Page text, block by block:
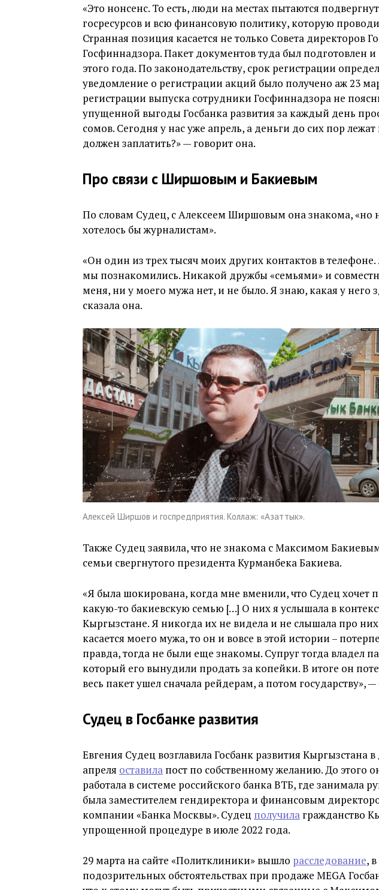
«Это нонсенс. То есть, люди на местах пытаются
госресурсов и всю финансовую политику, которую
Странная позиция касается не только Совета директоров
Госфиннадзора. Пакет документов туда был подготовлен и
этого года. По законодательству, срок регистрации
уведомление о регистрации акций было получено аж 23
регистрации выпуска сотрудники Госфиннадзора не
упущенной выгоды Госбанка развития за каждый день
сомов. Сегодня у нас уже апрель, а деньги до сих пор лежат
должен заплатить?» — говорит она.
Про связи с Ширшовым и Бакиевым
По словам Судец, с Алексеем Ширшовым она знакома, «но
хотелось бы журналистам».
«Он один из трех тысяч моих других контактов в
мы познакомились. Никакой дружбы «семьями» и
меня, ни у моего мужа нет, и не было. Я знаю, какая у него
сказала она.
Алексей Ширшов и госпредприятия. Коллаж: «Азаттык».
Также Судец заявила, что не знакома с Максимом
семьи свергнутого президента Курманбека Бакиева.
«Я была шокирована, когда мне вменили, что Судец хочет
какую-то бакиевскую семью […] О них я услышала в
Кыргызстане. Я никогда их не видела и не слышала про
касается моего мужа, то он и вовсе в этой истории –
правда, тогда не были еще знакомы. Супруг тогда владел
который его вынудили продать за копейки. В итоге он
весь пакет ушел сначала рейдерам, а потом государству»,
Судец в Госбанке развития
Евгения Судец возглавила Госбанк развития Кыргызстана в
апреля оставила пост по собственному желанию. До этого
работала в системе российского банка ВТБ, где занимала
была заместителем гендиректора и финансовым
компании «Банка Москвы». Судец получила гражданство
упрощенной процедуре в июле 2022 года.
29 марта на сайте «Политклиники» вышло расследование,
подозрительных обстоятельствах при продаже MEGA